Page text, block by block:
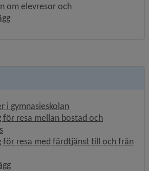
om elevresor och
, 907.2 kB, öppnas i nytt fönster.
i gymnasieskolan
för resa mellan bostad och
för resa med färdtjänst till och från